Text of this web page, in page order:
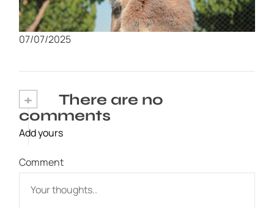
Visita al Zoológico de Murcia: Un día en
familia con animales exóticos
07/07/2025
+
There are no
comments
Add yours
Comment